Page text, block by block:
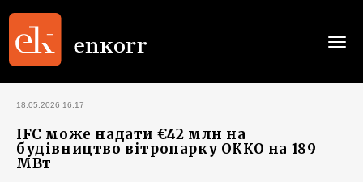
18.05.2026 16:17
IFC може надати €42 млн на
будівництво вітропарку ОККО на 189
МВт